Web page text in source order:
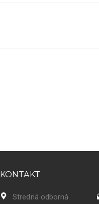
KONTAKT
Stredná odborná